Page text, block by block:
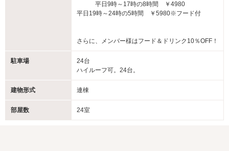
平日9時～17時の8時間 ￥4980
平日19時～24時の5時間 ￥5980※フード付
さらに、メンバー様はフード＆ドリンク10％OFF！
駐車場
24台
ハイルーフ可。24台。
建物形式 連棟
部屋数 24室